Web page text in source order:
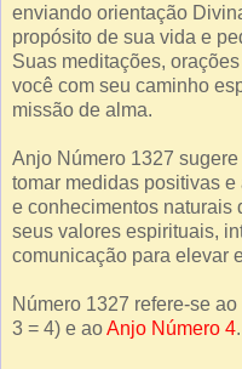
enviando orientação
propósito de sua vida e
Suas meditações,
você com seu caminho
missão de alma.
Anjo Número 1327
tomar medidas positivas
e conhecimentos naturais
seus valores espirituais,
comunicação para elevar
Número 1327 refere-se
3 = 4) e aoAnjo Número 4.